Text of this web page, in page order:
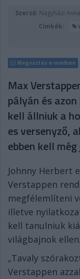
Szerző: Nagyházi
Címkék:
Megosztás e-mailben
Max
pályán és
kell állniuk a
es versenyző,
ebben kell
Johnny Herbert
Verstappen
megfélemlíteni
illetve
kell tanulniuk
világbajnok ellen.
„Tavaly
Verstappen